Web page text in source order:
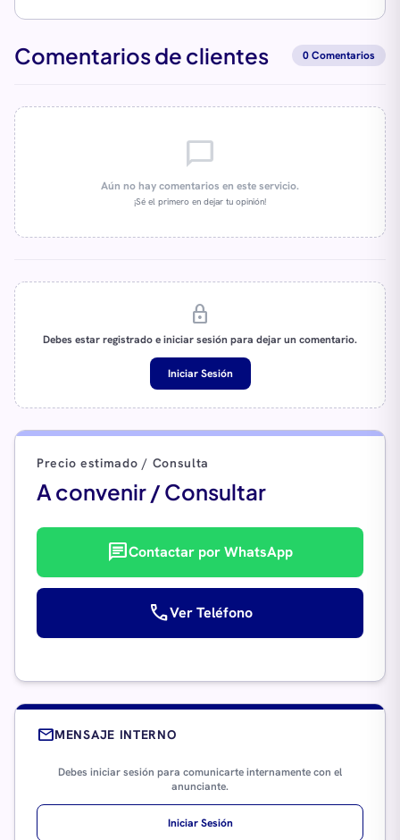
Comentarios de clientes 0 Comentarios
chat_bubble_outline
Aún no hay comentarios en este servicio.
¡Sé el primero en dejar tu opinión!
lock
Debes estar registrado e iniciar sesión para dejar un comentario.
Iniciar Sesión
Precio estimado / Consulta
A convenir / Consultar
chatContactar por WhatsApp
callVer Teléfono
mailMENSAJE INTERNO
Debes iniciar sesión para comunicarte internamente con el
anunciante.
Iniciar Sesión